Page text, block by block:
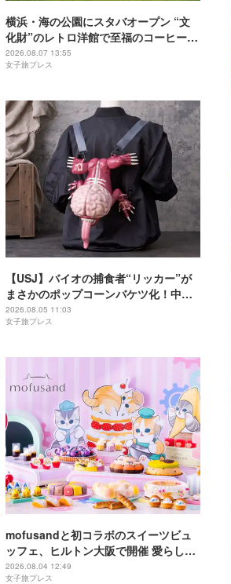
横浜・海の公園にスタバオープン “文
化財”のレトロ洋館で至福のコーヒー時
間
2026.08.07 13:55
女子旅プレス
【USJ】バイオの捕食者“リッカー”が
まさかのポップコーンバケツ化！中身
は味噌フレーバー
2026.08.05 11:03
女子旅プレス
mofusandと初コラボのスイーツビュ
ッフェ、ヒルトン大阪で開催 愛らしい
にゃんこ達がケーキに
2026.08.04 12:49
女子旅プレス